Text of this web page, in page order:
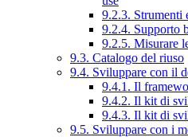
9.2.3. Strumenti
9.2.4. Supporto
9.2.5. Misurare
9.3. Catalogo del riuso
9.4. Sviluppare con il
9.4.1. Il
9.4.2. Il kit di
9.4.3. Il kit di
9.5. Sviluppare con i